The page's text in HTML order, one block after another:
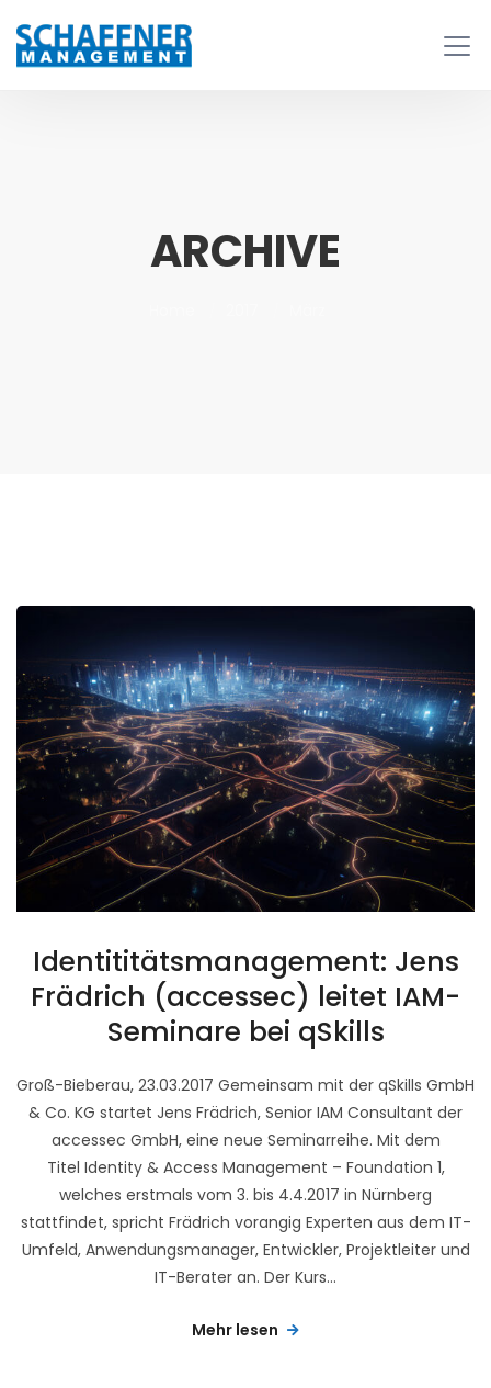
ARCHIVE
Identititätsmanagement: Jens
Frädrich (accessec) leitet IAM-
Seminare bei qSkills
Groß-Bieberau, 23.03.2017 Gemeinsam mit der qSkills GmbH
& Co. KG startet Jens Frädrich, Senior IAM Consultant der
accessec GmbH, eine neue Seminarreihe. Mit dem
Titel Identity & Access Management – Foundation 1,
welches erstmals vom 3. bis 4.4.2017 in Nürnberg
stattfindet, spricht Frädrich vorangig Experten aus dem IT-
Umfeld, Anwendungsmanager, Entwickler, Projektleiter und
IT-Berater an. Der Kurs...
Mehr lesen